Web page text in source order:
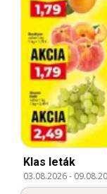
Klas leták
03.08.2026-